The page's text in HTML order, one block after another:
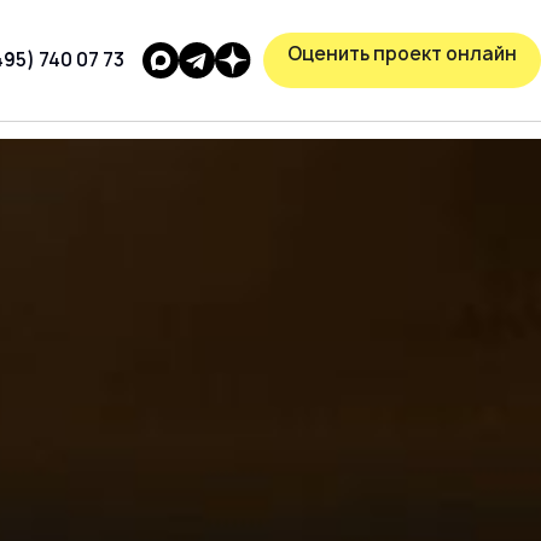
740 07 73 Оценить проект онлайн